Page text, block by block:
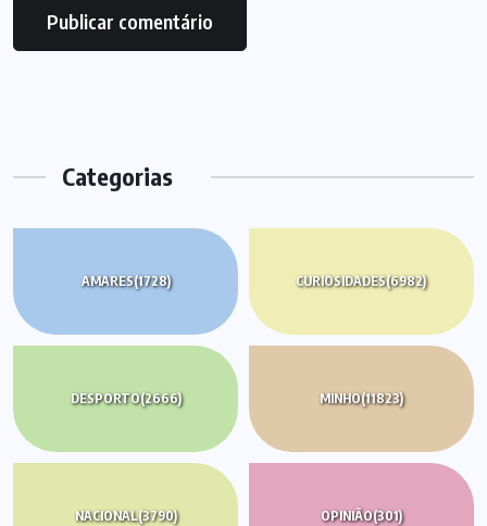
Categorias
AMARES(1728) CURIOSIDADES(6982)
DESPORTO(2666) MINHO(11823)
NACIONAL(3790) OPINIÃO(301)